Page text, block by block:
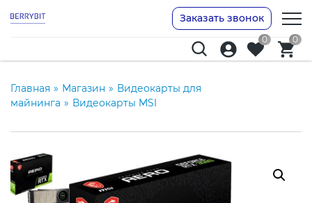
Заказать звонок
0 0
Главная » Магазин » Видеокарты для
майнинга » Видеокарты MSI